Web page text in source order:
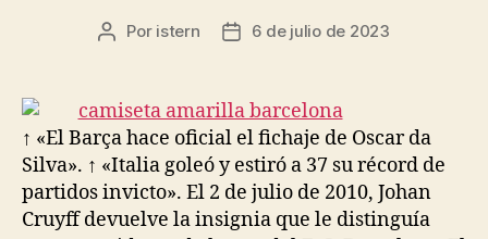
Autor
entrada
Por istern
Fecha
entrada
6 de julio de 2023
↑ «El Barça hace oficial el fichaje de Oscar da
Silva». ↑ «Italia goleó y estiró a 37 su récord de
partidos invicto». El 2 de julio de 2010, Johan
Cruyff devuelve la insignia que le distinguía